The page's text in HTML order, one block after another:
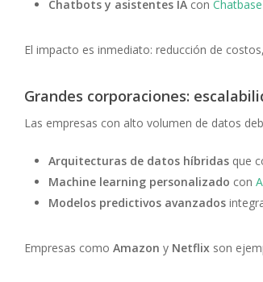
Chatbots y asistentes IA con Chatbase
El impacto es inmediato: reducción de
Grandes corporaciones:
Las empresas con alto volumen de datos
Arquitecturas de datos híbridas que
Machine learning personalizado con
Modelos predictivos avanzados
Empresas como Amazon y Netflix son